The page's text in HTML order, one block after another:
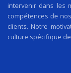
intervenir dans les
compétences de
clients. Notre
culture spécifique de